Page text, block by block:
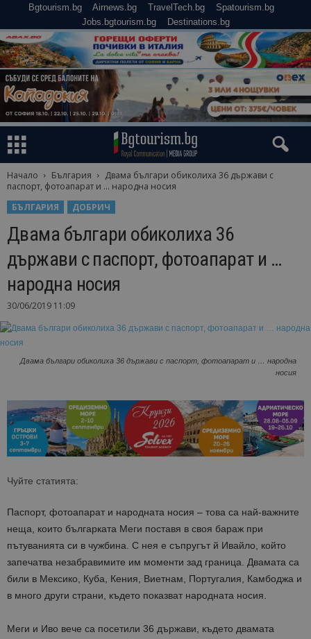
Bgtourism.bg Airnews.bg TravelTech.bg
Spatourism.bg
Jobs.bgtourism.bg
Destinations.bg
Начало България
Двама българи обиколиха 36 държави с
паспорт, фотоапарат и … народна носия
БЪЛГАРИЯ
ДОБРИЧ
Двама българи обиколиха 36
държави с паспорт, фотоапарат и …
народна носия
30/06/2019 11:09
Двама българи обиколиха 36 държави с паспорт, фотоапарат и … народна
носия
Чуйте статията:
Паспорт, фотоапарат и народната носия – това са най-важните
неща, които българката Меги поставя в своя бараж при
пътуванията си в чужбина. С нея е съпругът й Ивайло, който
запечатва незабравимите им моменти зад граница. Двамата са
били в Мексико, Куба, Кения, Виетнам, Португалия, Камбоджа и
в много други страни, където показват народната носия.
Меги и Иво вече са посетили 36 държави, където двамата